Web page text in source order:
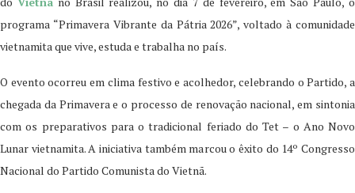
programa “Primavera Vibrante da Pátria 2026”, voltado à comunidade
vietnamita que vive, estuda e trabalha no país.
O evento ocorreu em clima festivo e acolhedor, celebrando o Partido, a
chegada da Primavera e o processo de renovação nacional, em sintonia
com os preparativos para o tradicional feriado do Tet – o Ano Novo
Lunar vietnamita. A iniciativa também marcou o êxito do 14º Congresso
Nacional do Partido Comunista do Vietnã.